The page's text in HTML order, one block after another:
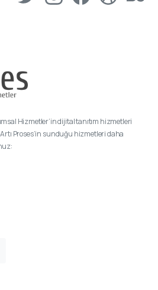
Hizmetler’in dijital tanıtım hizmetleri
Proses’in sunduğu hizmetleri daha